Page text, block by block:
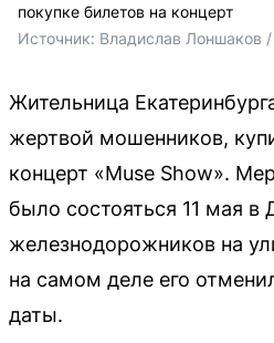
покупке билетов на концерт
Источник: Владислав Лоншаков /
Жительница
жертвой мошенников,
концерт «Muse Show».
было состояться 11 мая в
железнодорожников на
на самом деле его
даты.